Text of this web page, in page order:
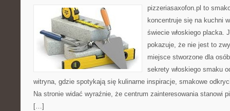
pizzeriasaxofon.pl to
koncentruje się na kuchni
świecie włoskiego placka.
pokazuje, że nie jest to
miejsce stworzone dla
sekrety włoskiego smaku
witryna, gdzie spotykają się kulinarne inspiracje, smakowe
Na stronie widać wyraźnie, że centrum zainteresowania stanowi
[…]